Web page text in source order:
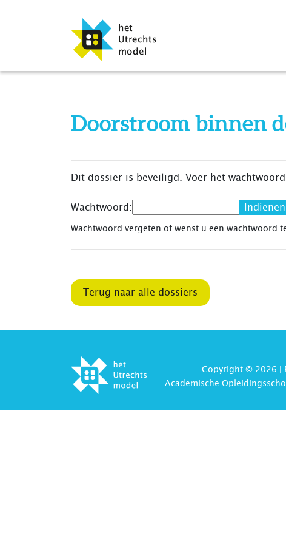
Doorstroom binnen
Dit dossier is beveiligd. Voer het
Wachtwoord:
Wachtwoord vergeten of wenst u een wachtwoord
Terug naar alle dossiers
Copyright © 2026 |
Academische